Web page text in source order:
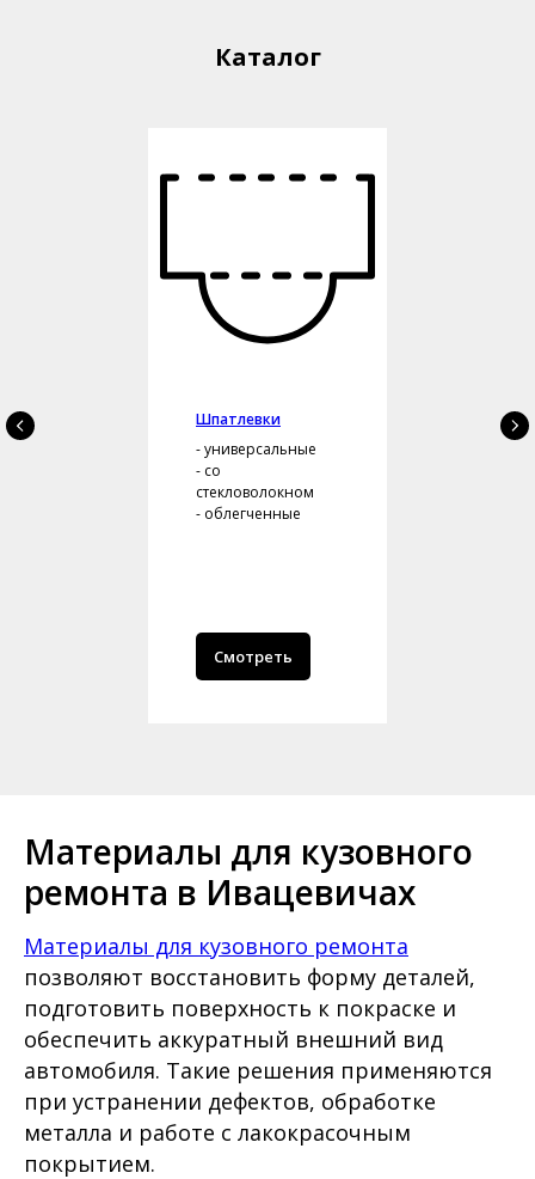
Каталог
Шпатлевки
- универсальные
- со
стекловолокном
- облегченные
Смотреть
Материалы для кузовного
ремонта в Ивацевичах
Материалы для кузовного ремонта
позволяют восстановить форму деталей,
подготовить поверхность к покраске и
обеспечить аккуратный внешний вид
автомобиля. Такие решения применяются
при устранении дефектов, обработке
металла и работе с лакокрасочным
покрытием.